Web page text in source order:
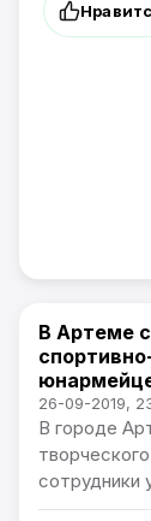
Общество
В Артеме
26-09-2019,
В городе
сотрудники